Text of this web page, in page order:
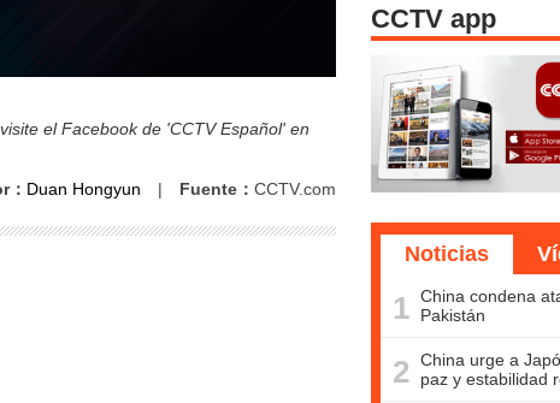
el Facebook de 'CCTV Español' en
： Duan Hongyun | Fuente： CCTV.com
CCTV app
Noticias
1 China condena
Pakistán
2 China urge a
paz y estabilidad